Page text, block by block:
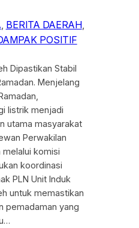
, BERITA DAERAH
POSITIF
Dipastikan Stabil
Menjelang
listrik menjadi
utama masyarakat
Perwakilan
melalui komisi
koordinasi
PLN Unit Induk
untuk memastikan
pemadaman yang